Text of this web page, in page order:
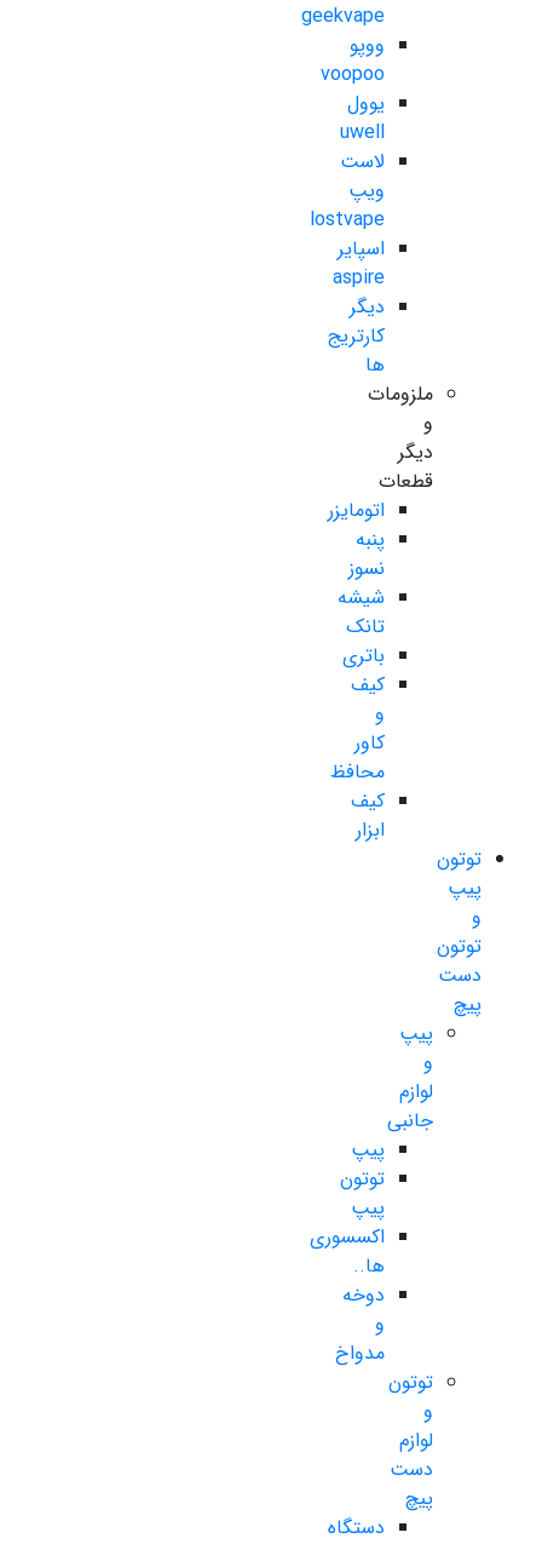
geekvape
ووپو
voopoo
یوول
uwell
لاست
ویپ
lostvape
اسپایر
aspire
دیگر
کارتریج
ها
ملزومات
و
دیگر
قطعات
اتومایزر
پنبه
نسوز
شیشه
تانک
باتری
کیف
و
کاور
محافظ
کیف
ابزار
توتون
پیپ
و
توتون
دست
پیچ
پیپ
و
لوازم
جانبی
پیپ
توتون
پیپ
اکسسوری
ها..
دوخه
و
مدواخ
توتون
و
لوازم
دست
پیچ
دستگاه